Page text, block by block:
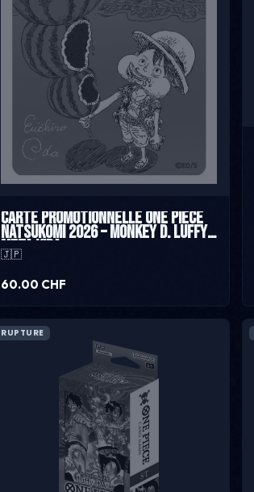
Carte promotionnelle One Piece
Natsukomi 2026 – Monkey D. Luffy
Meta Kira
🇯🇵
60.00 CHF
RUPTURE